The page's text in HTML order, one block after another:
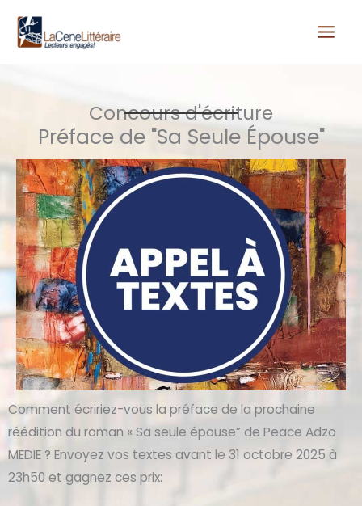
Concours d'écriture
Préface de "Sa Seule Épouse"
Comment écririez-vous la préface de la prochaine
réédition du roman « Sa seule épouse” de Peace Adzo
MEDIE ? Envoyez vos textes avant le 31 octobre 2025 à
23h50 et gagnez ces prix: